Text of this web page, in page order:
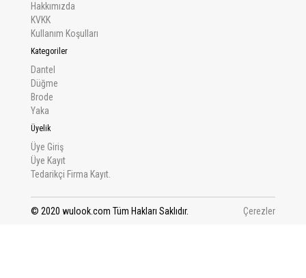
Hakkımızda
KVKK
Kullanım Koşulları
Kategoriler
Dantel
Düğme
Brode
Yaka
Üyelik
Üye Giriş
Üye Kayıt
Tedarikçi Firma Kayıt.
© 2020 wulook.com Tüm Hakları Saklıdır. Çerezler